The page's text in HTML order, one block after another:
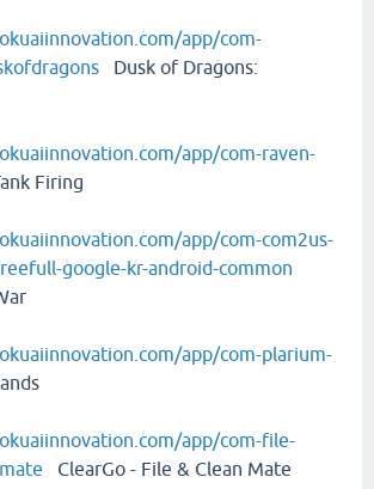
app/com-
Dusk of Dragons:
app/com-raven-
Firing
app/com-com2us-
google-kr-android-common
app/com-plarium-
app/com-file-
ClearGo - File & Clean Mate